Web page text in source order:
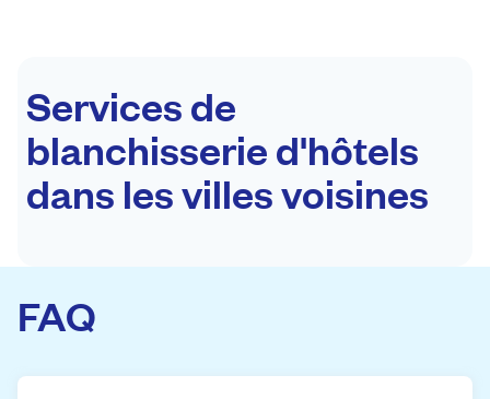
Services de
blanchisserie d'hôtels
dans les villes voisines
FAQ